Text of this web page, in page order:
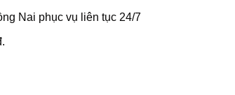
Nai phục vụ liên tục 24/7